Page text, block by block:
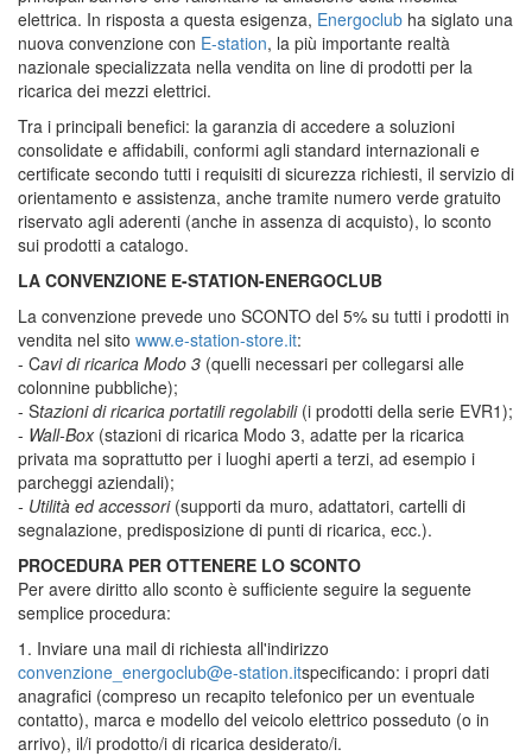
elettrica. In risposta a questa esigenza, Energoclub ha siglato una
nuova convenzione con E-station, la più importante realtà
nazionale specializzata nella vendita on line di prodotti per la
ricarica dei mezzi elettrici.
Tra i principali benefici: la garanzia di accedere a soluzioni
consolidate e affidabili, conformi agli standard internazionali e
certificate secondo tutti i requisiti di sicurezza richiesti, il servizio di
orientamento e assistenza, anche tramite numero verde gratuito
riservato agli aderenti (anche in assenza di acquisto), lo sconto
sui prodotti a catalogo.
LA CONVENZIONE E-STATION-ENERGOCLUB
La convenzione prevede uno SCONTO del 5% su tutti i prodotti in
vendita nel sito www.e-station-store.it:
- Cavi di ricarica Modo 3 (quelli necessari per collegarsi alle
colonnine pubbliche);
- Stazioni di ricarica portatili regolabili (i prodotti della serie EVR1);
- Wall-Box (stazioni di ricarica Modo 3, adatte per la ricarica
privata ma soprattutto per i luoghi aperti a terzi, ad esempio i
parcheggi aziendali);
- Utilità ed accessori (supporti da muro, adattatori, cartelli di
segnalazione, predisposizione di punti di ricarica, ecc.).
PROCEDURA PER OTTENERE LO SCONTO
Per avere diritto allo sconto è sufficiente seguire la seguente
semplice procedura:
1. Inviare una mail di richiesta all'indirizzo
convenzione_energoclub@e-station.itspecificando: i propri dati
anagrafici (compreso un recapito telefonico per un eventuale
contatto), marca e modello del veicolo elettrico posseduto (o in
arrivo), il/i prodotto/i di ricarica desiderato/i.